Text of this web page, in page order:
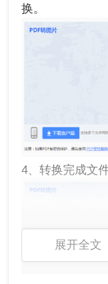
换。
4、转换完成文
展开全